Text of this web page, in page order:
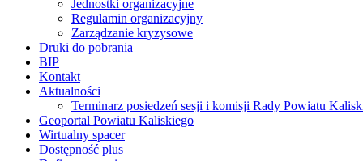
Jednostki organizacyjne
Regulamin organizacyjny
Zarządzanie kryzysowe
Druki do pobrania
BIP
Kontakt
Aktualności
Terminarz posiedzeń sesji i komisji Rady Powiatu
Geoportal Powiatu Kaliskiego
Wirtualny spacer
Dostępność plus